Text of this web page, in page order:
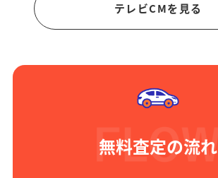
テレビCMを見る
無料査定の流れ